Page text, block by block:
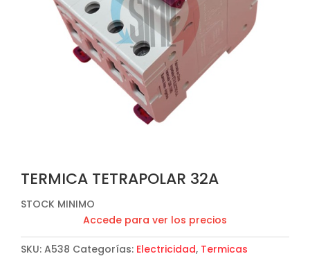
TERMICA TETRAPOLAR 32A
STOCK MINIMO
Accede para ver los precios
SKU: A538 Categorías: Electricidad, Termicas